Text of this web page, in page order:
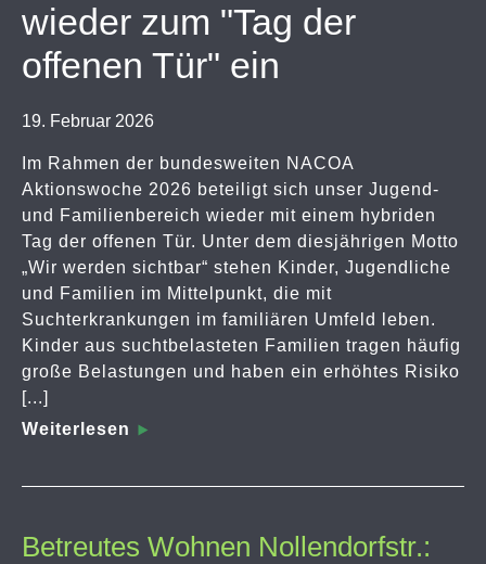
wieder zum "Tag der
offenen Tür" ein
19. Februar 2026
Im Rahmen der bundesweiten NACOA
Aktionswoche 2026 beteiligt sich unser Jugend-
und Familienbereich wieder mit einem hybriden
Tag der offenen Tür. Unter dem diesjährigen Motto
„Wir werden sichtbar“ stehen Kinder, Jugendliche
und Familien im Mittelpunkt, die mit
Suchterkrankungen im familiären Umfeld leben.
Kinder aus suchtbelasteten Familien tragen häufig
große Belastungen und haben ein erhöhtes Risiko
[...]
Weiterlesen
Betreutes Wohnen Nollendorfstr.: